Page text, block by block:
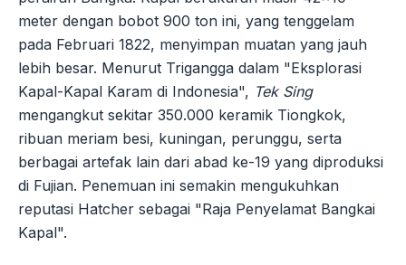
meter dengan bobot 900 ton ini, yang tenggelam
pada Februari 1822, menyimpan muatan yang jauh
lebih besar. Menurut Trigangga dalam "Eksplorasi
Kapal-Kapal Karam di Indonesia", Tek Sing
mengangkut sekitar 350.000 keramik Tiongkok,
ribuan meriam besi, kuningan, perunggu, serta
berbagai artefak lain dari abad ke-19 yang diproduksi
di Fujian. Penemuan ini semakin mengukuhkan
reputasi Hatcher sebagai "Raja Penyelamat Bangkai
Kapal".